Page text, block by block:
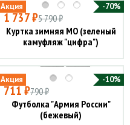
Акция -70%
1 737 ₽5 790 ₽
Куртка зимняя МО (зеленый
камуфляж "цифра")
Акция -10%
711 ₽790 ₽
Футболка "Армия России"
(бежевый)